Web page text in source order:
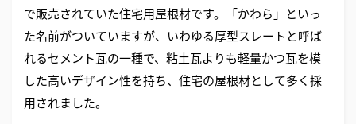
で販売されていた住宅用屋根材です。「かわら」といっ
た名前がついていますが、いわゆる厚型スレートと呼ば
れるセメント瓦の一種で、粘土瓦よりも軽量かつ瓦を模
した高いデザイン性を持ち、住宅の屋根材として多く採
用されました。